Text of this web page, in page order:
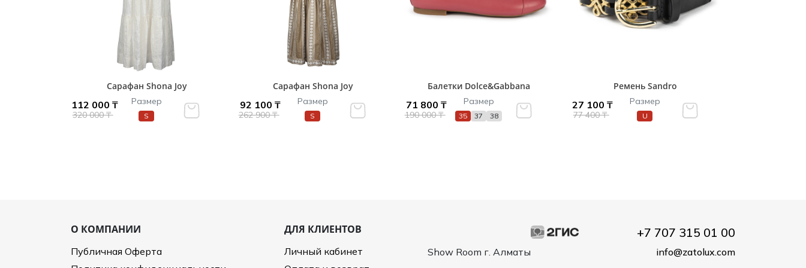
Сарафан Shona Joy
112 000 ₸
320 000 ₸
Размер
S
Сарафан Shona Joy
92 100 ₸
262 900 ₸
Размер
S
Балетки Dolce&Gabbana
71 800 ₸
190 000 ₸
Размер
35 37 38
Ремень Sandro
27 100 ₸
77 400 ₸
Размер
U
О КОМПАНИИ
Публичная Оферта
ДЛЯ КЛИЕНТОВ
Личный кабинет
Show Room г. Алматы
+7 707 315 01 00
info@zatolux.com